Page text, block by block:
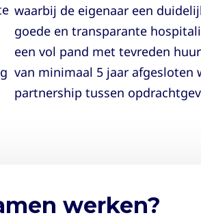
waarbij de eigenaar een
goede en transparante
een vol pand met tevreden
van minimaal 5 jaar afgesloten
partnership tussen
werken?